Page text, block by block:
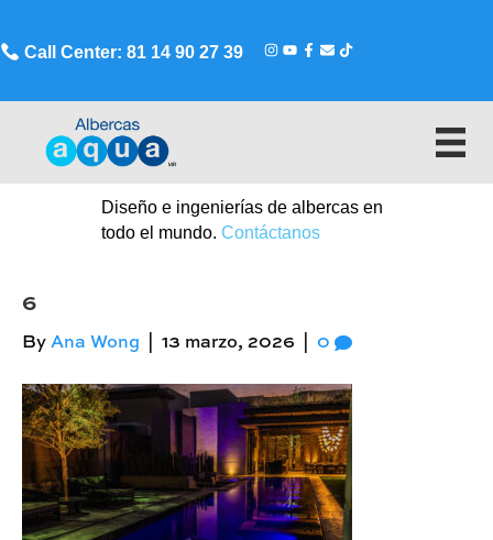
Call Center: 81 14 90 27 39
Diseño e ingenierías de albercas en
todo el mundo. Contáctanos
6
By Ana Wong 13 marzo, 2026 0